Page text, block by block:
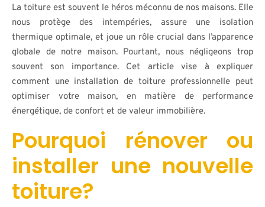
La toiture est souvent le héros méconnu de nos maisons. Elle
nous protège des intempéries, assure une isolation
thermique optimale, et joue un rôle crucial dans l’apparence
globale de notre maison. Pourtant, nous négligeons trop
souvent son importance. Cet article vise à expliquer
comment une installation de toiture professionnelle peut
optimiser votre maison, en matière de performance
énergétique, de confort et de valeur immobilière.
Pourquoi rénover ou
installer une nouvelle
toiture?